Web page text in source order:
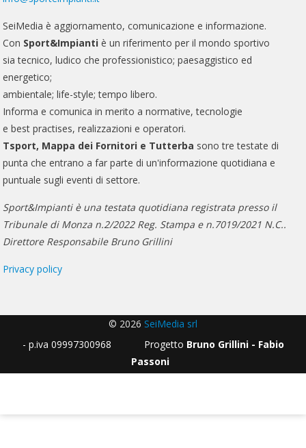
SeiMedia è aggiornamento, comunicazione e informazione.
Con Sport&Impianti è un riferimento per il mondo sportivo
sia tecnico, ludico che professionistico; paesaggistico ed
energetico;
ambientale; life-style; tempo libero.
Informa e comunica in merito a normative, tecnologie
e best practises, realizzazioni e operatori.
Tsport, Mappa dei Fornitori e Tutterba sono tre testate di
punta che entrano a far parte di un'informazione quotidiana e
puntuale sugli eventi di settore.
Sport&Impianti è una testata quotidiana registrata presso il
Tribunale di Monza n.2/2022 Reg. Stampa e n.7019/2021 N.C..
Direttore Responsabile Bruno Grillini
Privacy policy
© 2026 SeiMedia srl
- p.iva 09997300968 Progetto Bruno Grillini - Fabio
Passoni